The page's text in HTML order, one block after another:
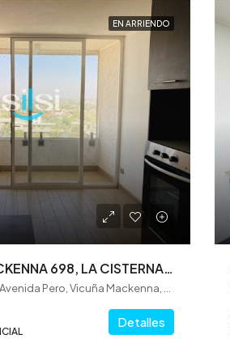
EN ARRIENDO
CALLE VICUÑA MACKENNA 698, LA CISTERNA (VE0321)
Vicuña Mackenna / esq. Avenida Pero, Vicuña Mackenna, Barrio Venecia, La Cisterna, Provincia de Santiago, Región Metropolitana de Santiago, 8000146, Chile
Detalles